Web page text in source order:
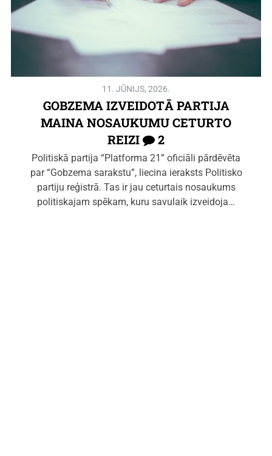
11. JŪNIJS, 2026.
GOBZEMA IZVEIDOTĀ PARTIJA
MAINA NOSAUKUMU CETURTO
REIZI
2
Politiskā partija “Platforma 21” oficiāli pārdēvēta
par “Gobzema sarakstu”, liecina ieraksts Politisko
partiju reģistrā. Tas ir jau ceturtais nosaukums
politiskajam spēkam, kuru savulaik izveidoja…